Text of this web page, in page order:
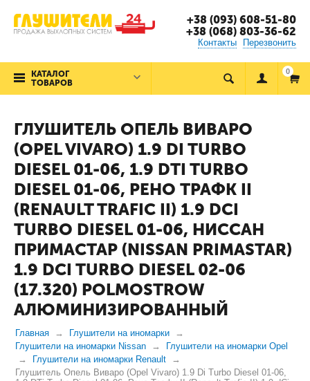
+38 (093) 608-51-80
+38 (068) 803-36-62
Контакты Перезвонить
КАТАЛОГ
ТОВАРОВ
0
ГЛУШИТЕЛЬ ОПЕЛЬ ВИВАРО
(OPEL VIVARO) 1.9 DI TURBO
DIESEL 01-06, 1.9 DTI TURBO
DIESEL 01-06, РЕНО ТРАФК II
(RENAULT TRAFIC II) 1.9 DCI
TURBO DIESEL 01-06, НИССАН
ПРИМАСТАР (NISSAN PRIMASTAR)
1.9 DCI TURBO DIESEL 02-06
(17.320) POLMOSTROW
АЛЮМИНИЗИРОВАННЫЙ
Главная
Глушители на иномарки
Глушители на иномарки Nissan
Глушители на иномарки Opel
Глушители на иномарки Renault
Глушитель Опель Виваро (Opel Vivaro) 1.9 Di Turbo Diesel 01-06,